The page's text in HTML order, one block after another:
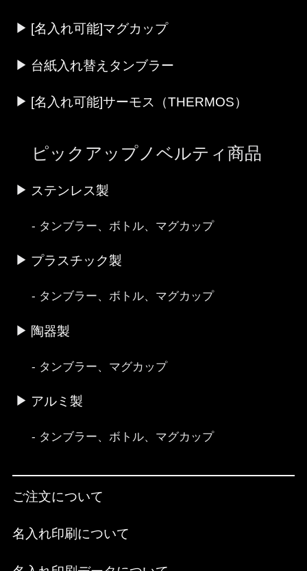
[名入れ可能]マグカップ
台紙入れ替えタンブラー
[名入れ可能]サーモス（THERMOS）
ピックアップノベルティ商品
ステンレス製
タンブラー、ボトル、マグカップ
プラスチック製
タンブラー、ボトル、マグカップ
陶器製
タンブラー、マグカップ
アルミ製
タンブラー、ボトル、マグカップ
ご注文について
名入れ印刷について